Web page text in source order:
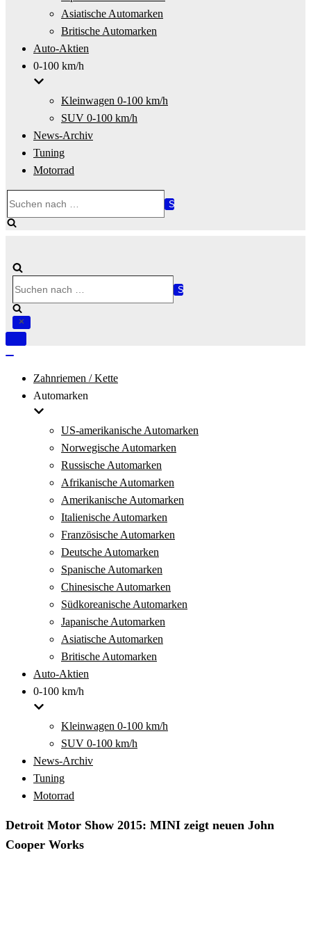
Asiatische Automarken
Britische Automarken
Auto-Aktien
0-100 km/h
Kleinwagen 0-100 km/h
SUV 0-100 km/h
News-Archiv
Tuning
Motorrad
nach …
nach …
Navigation
Zahnriemen / Kette
Automarken
US-amerikanische Automarken
Norwegische Automarken
Russische Automarken
Afrikanische Automarken
Amerikanische Automarken
Italienische Automarken
Französische Automarken
Deutsche Automarken
Spanische Automarken
Chinesische Automarken
Südkoreanische Automarken
Japanische Automarken
Asiatische Automarken
Britische Automarken
Auto-Aktien
0-100 km/h
Kleinwagen 0-100 km/h
SUV 0-100 km/h
News-Archiv
Tuning
Motorrad
Detroit Motor Show 2015: MINI zeigt neuen John
Cooper Works